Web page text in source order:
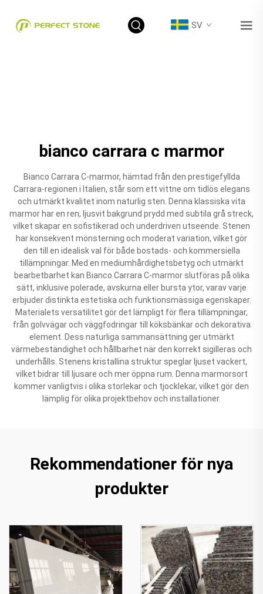
SV
bianco carrara c marmor
Bianco Carrara C-marmor, hämtad från den prestigefyllda
Carrara-regionen i Italien, står som ett vittne om tidlös elegans
och utmärkt kvalitet inom naturlig sten. Denna klassiska vita
marmor har en ren, ljusvit bakgrund prydd med subtila grå streck,
vilket skapar en sofistikerad och underdriven utseende. Stenen
har konsekvent mönsterning och moderat variation, vilket gör
den till en idealisk val för både bostads- och kommersiella
tillämpningar. Med en mediumhårdighetsbetyg och utmärkt
bearbetbarhet kan Bianco Carrara C-marmor slutföras på olika
sätt, inklusive polerade, avskurna eller bursta ytor, varav varje
erbjuder distinkta estetiska och funktionsmässiga egenskaper.
Materialets versatilitet gör det lämpligt för flera tillämpningar,
från golvvägar och väggfodringar till köksbänkar och dekorativa
element. Dess naturliga sammansättning ger utmärkt
värmebeständighet och hållbarhet när den korrekt sigilleras och
underhålls. Stenens kristallina struktur speglar ljuset vackert,
vilket bidrar till ljusare och mer öppna rum. Denna marmorsort
kommer vanligtvis i olika storlekar och tjocklekar, vilket gör den
lämplig för olika projektbehov och installationer.
Rekommendationer för nya
produkter